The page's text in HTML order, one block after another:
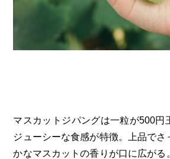
マスカットジパングは一粒が500円
ジューシーな食感が特徴。上品で
かなマスカットの香りが口に広がる